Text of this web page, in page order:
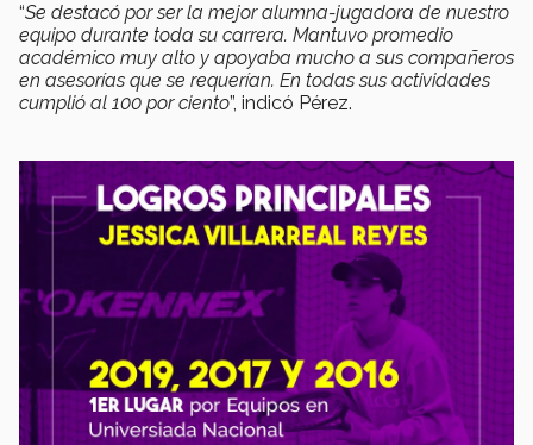
“Se destacó por ser la mejor alumna-jugadora de nuestro
equipo durante toda su carrera. Mantuvo promedio
académico muy alto y apoyaba mucho a sus compañeros
en asesorías que se requerían. En todas sus actividades
cumplió al 100 por ciento”, indicó Pérez.